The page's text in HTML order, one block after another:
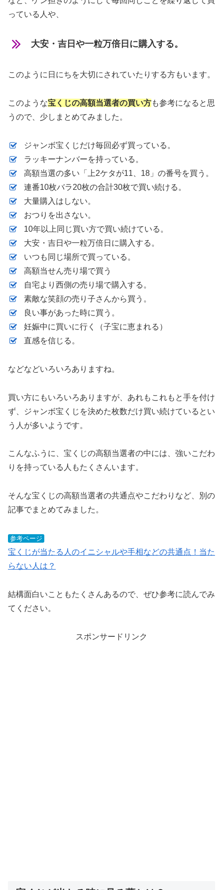
っている人や、
大安・吉日や一粒万倍日に購入する。
このように日にちを大切にされていたりする方もいます。
このような宝くじの高額当選者の買い方も参考になると思
うので、少しまとめてみました。
ジャンボ宝くじだけ毎回必ず買っている。
ラッキーナンバーを持っている。
高額当選の多い「上2ケタが11、18」の番号を買う。
連番10枚バラ20枚の合計30枚で買い続ける。
大量購入はしない。
おつりを出さない。
10年以上同じ買い方で買い続けている。
大安・吉日や一粒万倍日に購入する。
いつも同じ場所で買っている。
高額当せん売り場で買う
自宅より西側の売り場で購入する。
素敵な笑顔の売り子さんから買う。
良い事があった時に買う。
妊娠中に買いに行く（子宝に恵まれる）
直感を信じる。
などなどいろいろありますね。
買い方にもいろいろありますが、あれもこれもと手を付け
ず、ジャンボ宝くじを決めた枚数だけ買い続けているとい
う人が多いようです。
こんなふうに、宝くじの高額当選者の中には、強いこだわ
りを持っている人もたくさんいます。
そんな宝くじの高額当選者の共通点やこだわりなど、別の
記事でまとめてみました。
参考ページ
宝くじが当たる人のイニシャルや手相などの共通点！当た
らない人は？
結構面白いこともたくさんあるので、ぜひ参考に読んでみ
てください。
スポンサードリンク